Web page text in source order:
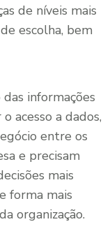
de níveis mais
escolha, bem
informações
acesso a dados,
entre os
e precisam
mais
forma mais
organização.